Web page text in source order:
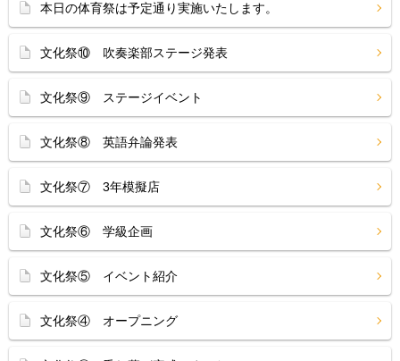
本日の体育祭は予定通り実施いたします。
文化祭⑩ 吹奏楽部ステージ発表
文化祭⑨ ステージイベント
文化祭⑧ 英語弁論発表
文化祭⑦ 3年模擬店
文化祭⑥ 学級企画
文化祭⑤ イベント紹介
文化祭④ オープニング